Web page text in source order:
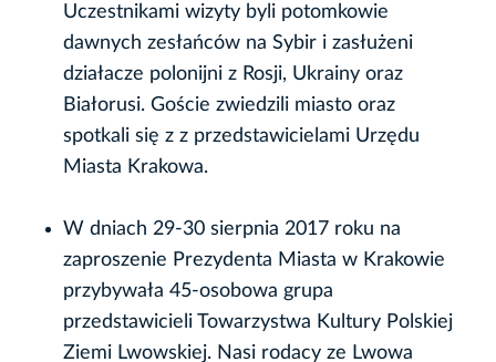
Uczestnikami wizyty byli potomkowie
dawnych zesłańców na Sybir i zasłużeni
działacze polonijni z Rosji, Ukrainy oraz
Białorusi. Goście zwiedzili miasto oraz
spotkali się z z przedstawicielami Urzędu
Miasta Krakowa.
W dniach 29-30 sierpnia 2017 roku na
zaproszenie Prezydenta Miasta w Krakowie
przybywała 45-osobowa grupa
przedstawicieli Towarzystwa Kultury Polskiej
Ziemi Lwowskiej. Nasi rodacy ze Lwowa